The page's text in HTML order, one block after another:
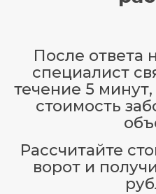
После ответа
специалист
течение 5
стоимость
Рассчитайте
ворот и